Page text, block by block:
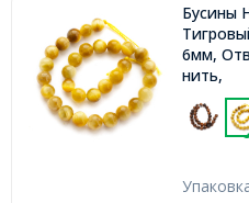
Бусины
6мм,
нить,